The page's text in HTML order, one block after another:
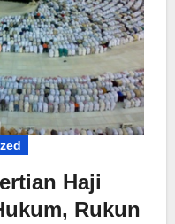
Haji
Rukun